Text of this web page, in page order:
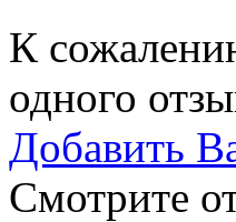
К
одного
Добавить
Смотрите